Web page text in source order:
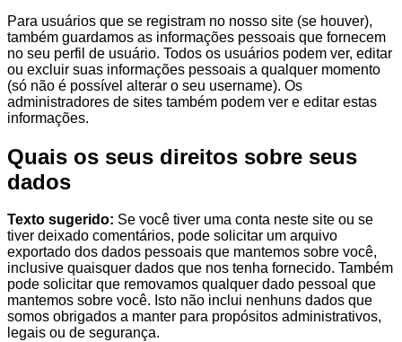
Para usuários que se registram no nosso site (se houver),
também guardamos as informações pessoais que fornecem
no seu perfil de usuário. Todos os usuários podem ver, editar
ou excluir suas informações pessoais a qualquer momento
(só não é possível alterar o seu username). Os
administradores de sites também podem ver e editar estas
informações.
Quais os seus direitos sobre seus
dados
Texto sugerido: Se você tiver uma conta neste site ou se
tiver deixado comentários, pode solicitar um arquivo
exportado dos dados pessoais que mantemos sobre você,
inclusive quaisquer dados que nos tenha fornecido. Também
pode solicitar que removamos qualquer dado pessoal que
mantemos sobre você. Isto não inclui nenhuns dados que
somos obrigados a manter para propósitos administrativos,
legais ou de segurança.